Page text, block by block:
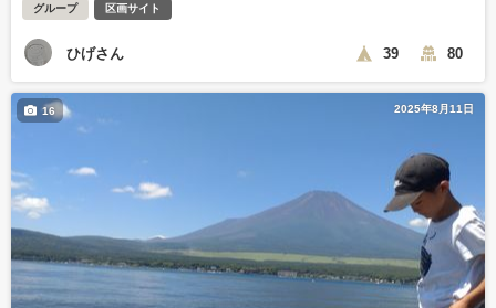
グループ 区画サイト
ひげさん 39 80
2025年8月11日
16